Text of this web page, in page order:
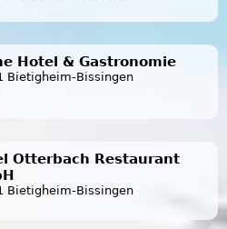
Hotel & Gastronomie
Bietigheim-Bissingen
Otterbach Restaurant
Bietigheim-Bissingen